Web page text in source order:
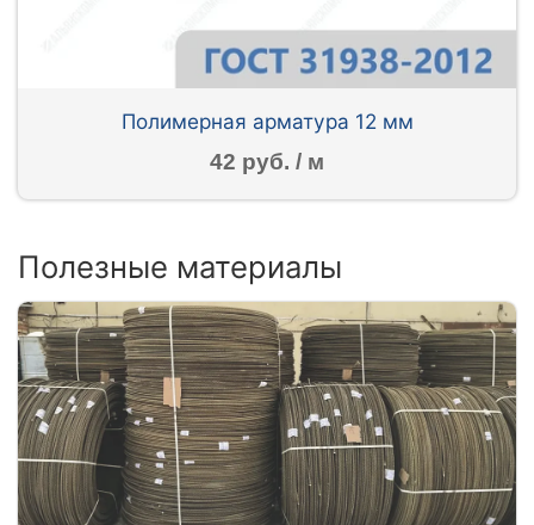
Полимерная арматура 12 мм
42 руб. / м
Полезные материалы